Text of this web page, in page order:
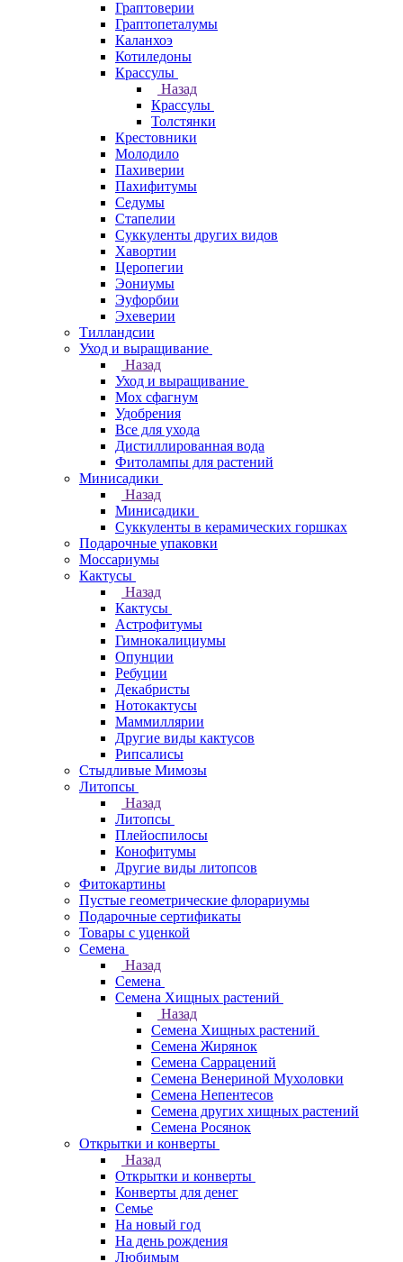
Граптоверии
Граптопеталумы
Каланхоэ
Котиледоны
Крассулы
Назад
Крассулы
Толстянки
Крестовники
Молодило
Пахиверии
Пахифитумы
Седумы
Стапелии
Суккуленты других видов
Хавортии
Церопегии
Эониумы
Эуфорбии
Эхеверии
Тилландсии
Уход и выращивание
Назад
Уход и выращивание
Мох сфагнум
Удобрения
Все для ухода
Дистиллированная вода
Фитолампы для растений
Минисадики
Назад
Минисадики
Суккуленты в керамических горшках
Подарочные упаковки
Моссариумы
Кактусы
Назад
Кактусы
Астрофитумы
Гимнокалициумы
Опунции
Ребуции
Декабристы
Нотокактусы
Маммиллярии
Другие виды кактусов
Рипсалисы
Стыдливые Мимозы
Литопсы
Назад
Литопсы
Плейоспилосы
Конофитумы
Другие виды литопсов
Фитокартины
Пустые геометрические флорариумы
Подарочные сертификаты
Товары с уценкой
Семена
Назад
Семена
Семена Хищных растений
Назад
Семена Хищных растений
Семена Жирянок
Семена Саррацений
Семена Венериной Мухоловки
Семена Непентесов
Семена других хищных растений
Семена Росянок
Открытки и конверты
Назад
Открытки и конверты
Конверты для денег
Семье
На новый год
На день рождения
Любимым